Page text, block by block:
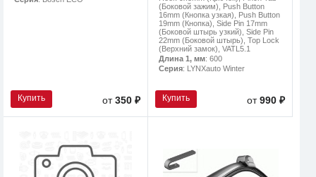
Купить от350 ₽
(Боковой зажим), Push Button
16mm (Кнопка узкая), Push Button
19mm (Кнопка), Side Pin 17mm
(Боковой штырь узкий), Side Pin
22mm (Боковой штырь), Top Lock
(Верхний замок), VATL5.1
Длина 1, мм: 600
Серия: LYNXauto Winter
Купить от990 ₽